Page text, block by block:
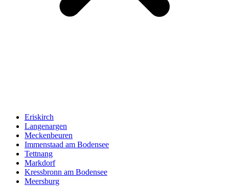
Eriskirch
Langenargen
Meckenbeuren
Immenstaad am Bodensee
Tettnang
Markdorf
Kressbronn am Bodensee
Meersburg